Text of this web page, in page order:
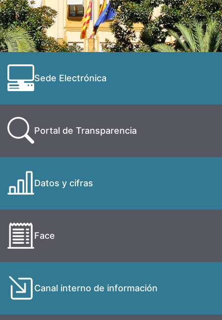
Sede Electrónica
Portal de Transparencia
Datos y cifras
Face
Canal interno de información